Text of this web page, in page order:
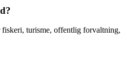
turisme, offentlig